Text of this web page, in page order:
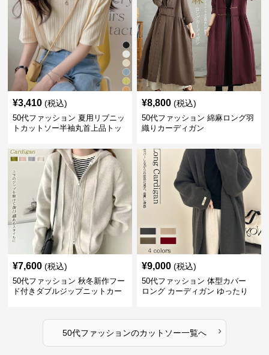
¥3,410 (税込)
50代ファッション 夏用リブニッ
トカットソー半袖丸首上品トッ
¥8,800 (税込)
50代ファッション 綿麻ロング羽
織りカーディガン
¥7,600 (税込)
50代ファッション 秋冬新作フー
ド付きダブルジップニットカー
¥9,000 (税込)
50代ファッション 体型カバー
ロング カーディガン ゆったり
50代ファッションのカットソー一覧へ ›